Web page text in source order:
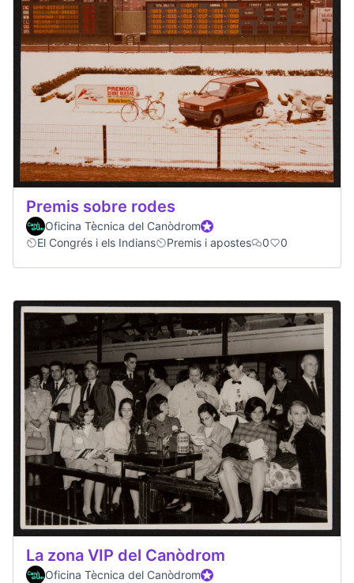
Premis sobre rodes
Oficina Tècnica del CanòdromOfficial participant
El Congrés i els Indians
Premis i apostes 0 0
La zona VIP del Canòdrom
Oficina Tècnica del CanòdromOfficial participant